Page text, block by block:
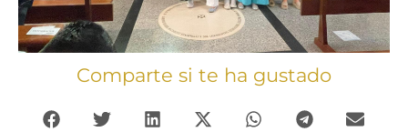
Comparte si te ha gustado